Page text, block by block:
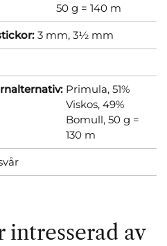
50 g = 140 m
3 mm, 3½ mm
Primula, 51%
Viskos, 49%
Bomull, 50 g =
130 m
intresserad av